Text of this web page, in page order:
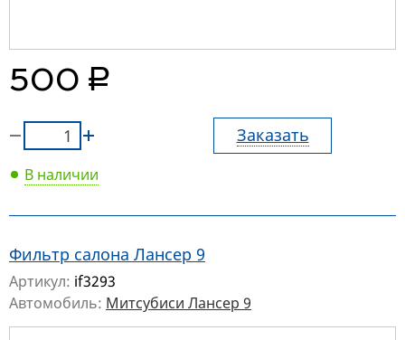
500 руб.
Заказать
В наличии
Фильтр салона Лансер 9
Артикул: if3293
Автомобиль: Митсубиси Лансер 9